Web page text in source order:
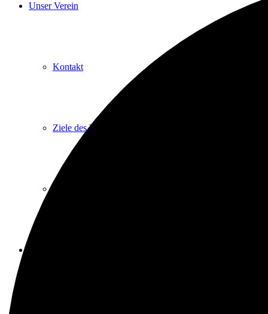
Unser Verein
Kontakt
Ziele des Vereins